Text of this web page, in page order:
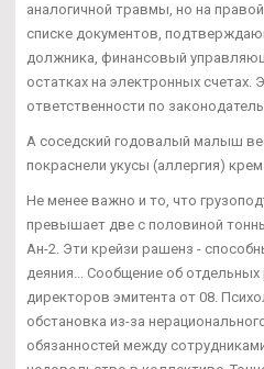
аналогичной травмы, но на
списке документов,
должника, финансовый
остатках на электронных счетах.
ответственности по
А соседский годовалый малыш
покраснели укусы (аллергия)
Не менее важно и то, что
превышает две с половиной
Ан-2. Эти крейзи рашенз -
деяния... Сообщение об
директоров эмитента от 08.
обстановка из-за
обязанностей между